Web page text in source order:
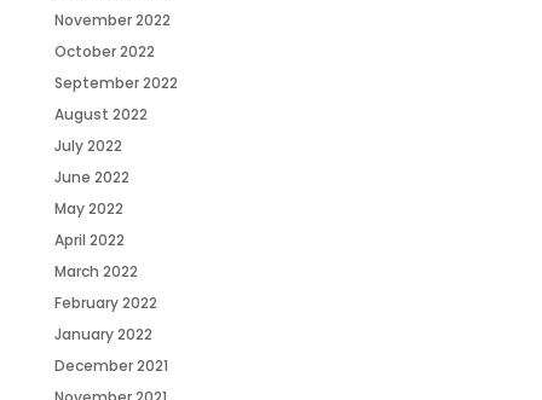
November 2022
October 2022
September 2022
August 2022
July 2022
June 2022
May 2022
April 2022
March 2022
February 2022
January 2022
December 2021